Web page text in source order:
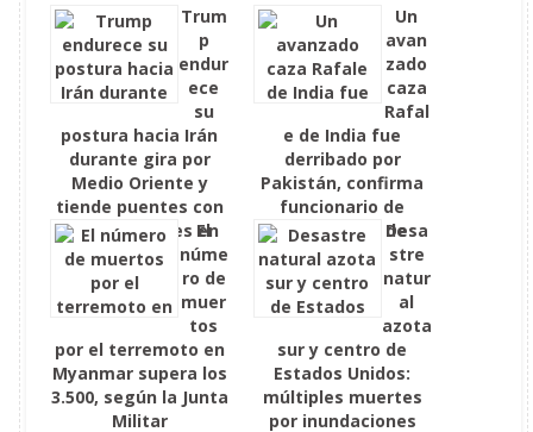
Trum
p
endur
ece
su
postura hacia Irán
durante gira por
Medio Oriente y
tiende puentes con
nuevos actores en
Siria
Un
avan
zado
caza
Rafal
e de India fue
derribado por
Pakistán, confirma
funcionario de
inteligencia de
Francia
El
núme
ro de
muer
tos
por el terremoto en
Myanmar supera los
3.500, según la Junta
Militar
Desa
stre
natur
al
azota
sur y centro de
Estados Unidos:
múltiples muertes
por inundaciones